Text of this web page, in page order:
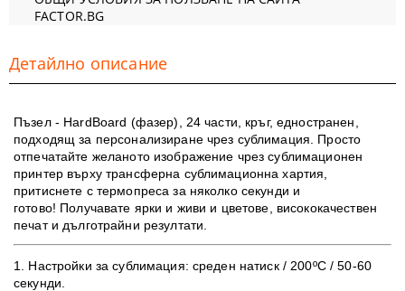
FACTOR.BG
Детайлно описание
Пъзел - HardBoard (фазер) , 24 части, кръг, едностранен,
подходящ за персонализиране чрез сублимация. Просто
отпечатайте желаното изображение чрез сублимационен
принтер върху трансферна сублимационна хартия,
притиснете с термопреса за няколко секунди и
готово! Получавате ярки и живи и цветове, висококачествен
печат и дълготрайни резултати.
​1. Настройки за сублимация: среден натиск / 200ºC / 50-60
секунди.